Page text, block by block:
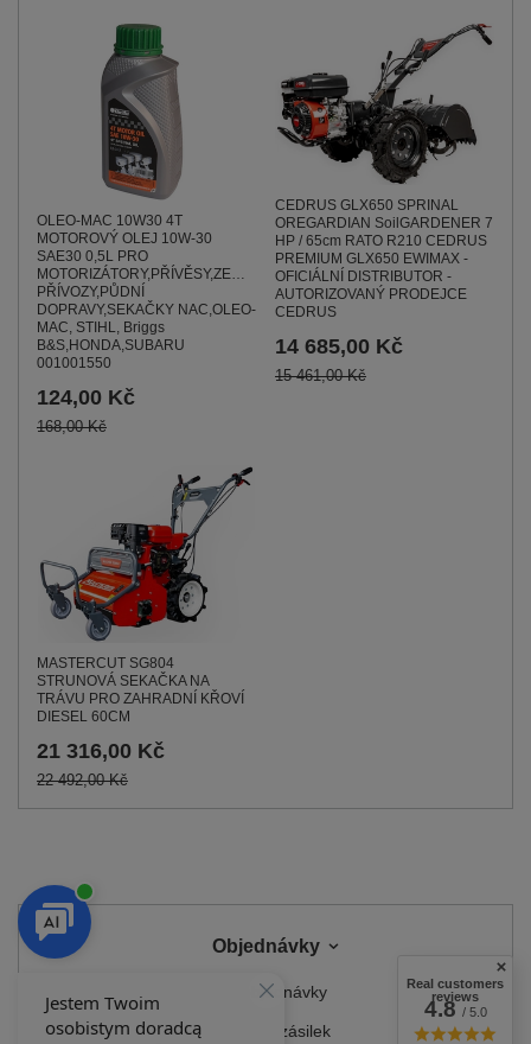
OLEO-MAC 10W30 4T
MOTOROVÝ OLEJ 10W-30
SAE30 0,5L PRO
MOTORIZÁTORY,PŘÍVĚSY,ZEMĚDĚLSKÉ
PŘÍVOZY,PŮDNÍ
DOPRAVY,SEKAČKY NAC,OLEO-
MAC, STIHL, Briggs
B&S,HONDA,SUBARU
001001550
124,00 Kč
168,00 Kč
CEDRUS GLX650 SPRINAL
OREGARDIAN SoilGARDENER 7
HP / 65cm RATO R210 CEDRUS
PREMIUM GLX650 EWIMAX -
OFICIÁLNÍ DISTRIBUTOR -
AUTORIZOVANÝ PRODEJCE
CEDRUS
14 685,00 Kč
15 461,00 Kč
MASTERCUT SG804
STRUNOVÁ SEKAČKA NA
TRÁVU PRO ZAHRADNÍ KŘOVÍ
DIESEL 60CM
21 316,00 Kč
22 492,00 Kč
Objednávky
Stav objednávky
Sledování zásilek
Real customers
reviews
4.8/ 5.0